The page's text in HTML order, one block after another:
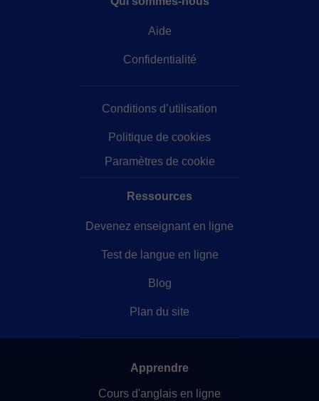
Aide
Confidentialité
Conditions d’utilisation
Politique de cookies
Paramètres de cookie
Ressources
Devenez enseignant en ligne
Test de langue en ligne
Blog
Plan du site
Apprendre
Cours d'anglais en ligne